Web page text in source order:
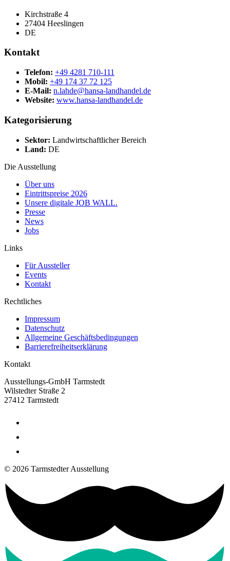
Kirchstraße 4
27404 Heeslingen
DE
Kontakt
Telefon: +49 4281 710-111
Mobil: +49 174 37 72 125
E-Mail: n.lahde@hansa-landhandel.de
Website: www.hansa-landhandel.de
Kategorisierung
Sektor: Landwirtschaftlicher Bereich
Land: DE
Die Ausstellung
Über uns
Eintrittspreise 2026
Unsere digitale JOB WALL.
Presse
News
Jobs
Links
Für Aussteller
Events
Kontakt
Rechtliches
Impressum
Datenschutz
Allgemeine Geschäftsbedingungen
Barrierefreiheitserklärung
Kontakt
Ausstellungs-GmbH Tarmstedt
Wilstedter Straße 2
27412 Tarmstedt
© 2026 Tarmstedter Ausstellung